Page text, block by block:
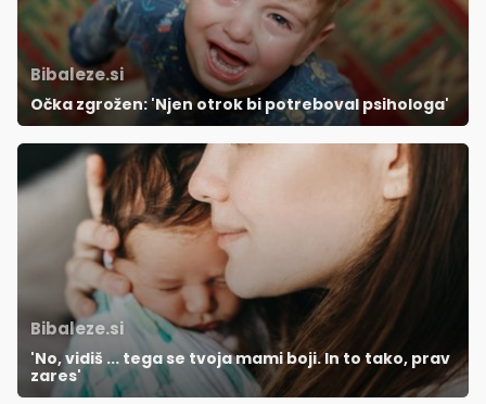
Bibaleze.si
Očka zgrožen: 'Njen otrok bi potreboval psihologa'
Bibaleze.si
'No, vidiš ... tega se tvoja mami boji. In to tako, prav
zares'